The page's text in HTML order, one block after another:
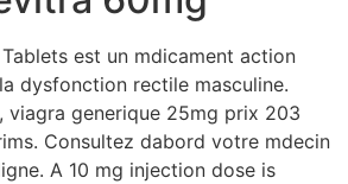
est un mdicament action
dysfonction rectile masculine.
viagra generique 25mg prix 203
Consultez dabord votre mdecin
A 10 mg injection dose is